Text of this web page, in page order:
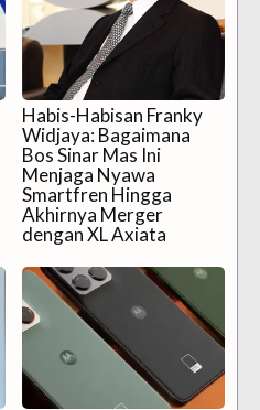
Habis-Habisan Franky
Widjaya: Bagaimana
Bos Sinar Mas Ini
Menjaga Nyawa
Smartfren Hingga
Akhirnya Merger
dengan XL Axiata